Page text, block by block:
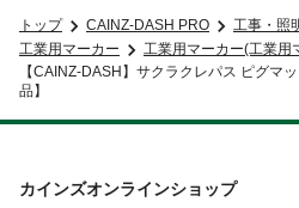
トップ CAINZ-DASH PRO 工事・照
工業用マーカー
工業用マーカー(工業用
【CAINZ-DASH】サクラクレパス ピグ
品】
カインズオンラインショップ